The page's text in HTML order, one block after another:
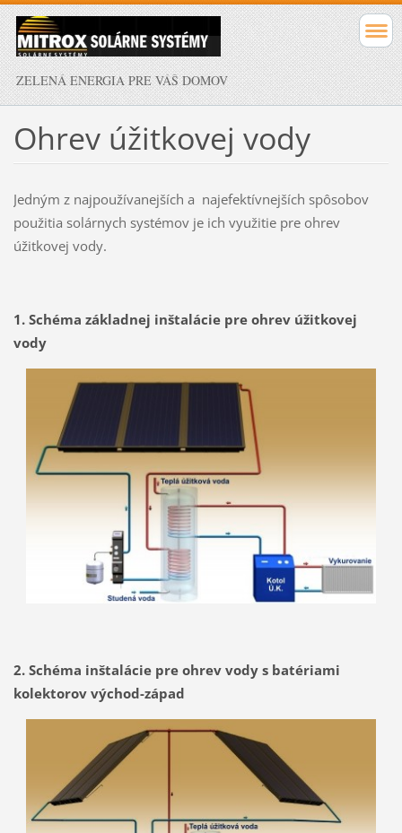
ZELENÁ ENERGIA PRE VÁŠ DOMOV
Ohrev úžitkovej vody
Jedným z najpoužívanejších a najefektívnejších spôsobov
použitia solárnych systémov je ich využitie pre ohrev
úžitkovej vody.
1. Schéma základnej inštalácie pre ohrev úžitkovej
vody
2. Schéma inštalácie pre ohrev vody s batériami
kolektorov východ-západ